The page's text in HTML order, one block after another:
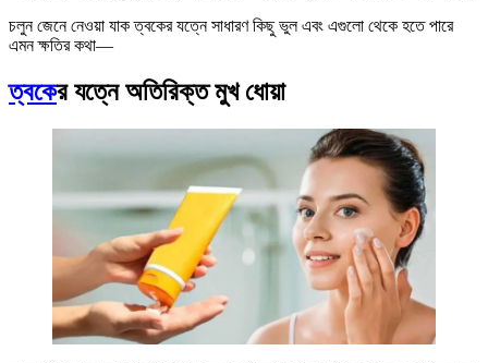
চলুন জেনে নেওয়া যাক ত্বকের যত্নে সাধারণ কিছু ভুল এবং এগুলো থেকে হতে পারে
এমন ক্ষতির কথা—
ত্বকের যত্নে অতিরিক্ত মুখ ধোয়া